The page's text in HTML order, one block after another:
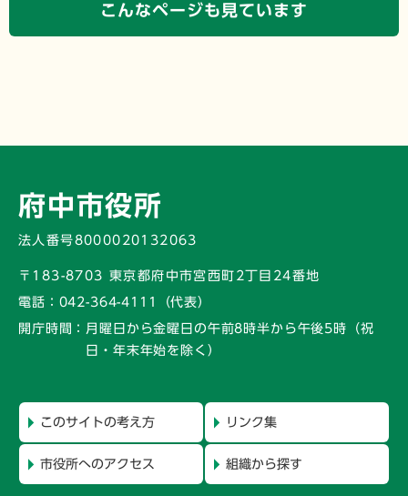
こんなページも見ています
府中市役所
法人番号8000020132063
〒183-8703 東京都府中市宮西町2丁目24番地
電話： 042-364-4111（代表）
開庁時間： 月曜日から金曜日の午前8時半から午後5時 （祝
日・年末年始を除く）
このサイトの考え方 リンク集
市役所へのアクセス 組織から探す